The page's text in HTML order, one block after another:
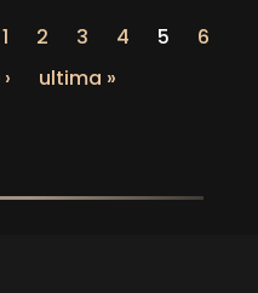
1 2 3 4 5
6
ultima »